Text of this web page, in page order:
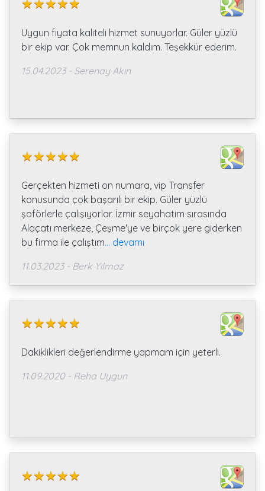
Uygun fiyata kaliteli hizmet sunuyorlar. Güler yüzlü
bir ekip var. Çok memnun kaldım. Teşekkür ederim.
15.04.2023 - Serenay Akın
Gerçekten hizmeti on numara, vip Transfer
konusunda çok başarılı bir ekip. Güler yüzlü
şoförlerle çalışıyorlar. İzmir seyahatim sırasında
Alaçatı merkeze, Çeşme'ye ve birçok yere giderken
bu firma ile çalıştım... devamı
11.03.2023 - Berk Yılmaz
Dakiklikleri değerlendirme yapmam için yeterli.
11.09.2020 - Reha Uygun